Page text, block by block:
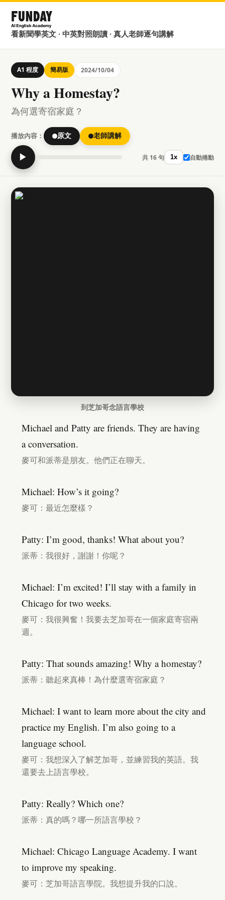
看新聞學英文 · 中英對照朗讀 · 真人老師逐句講解
A1 程度 簡易版 2024/10/04
Why a Homestay?
為何選寄宿家庭？
播放內容： 原文 老師講解
▶ 共 16 句 1x 自動捲動
到芝加哥念語言學校
Michael and Patty are friends. They are having
a conversation.
麥可和派蒂是朋友。他們正在聊天。
Michael: How’s it going?
麥可：最近怎麼樣？
Patty: I’m good, thanks! What about you?
派蒂：我很好，謝謝！你呢？
Michael: I’m excited! I’ll stay with a family in
Chicago for two weeks.
麥可：我很興奮！我要去芝加哥在一個家庭寄宿兩
週。
Patty: That sounds amazing! Why a homestay?
派蒂：聽起來真棒！為什麼選寄宿家庭？
Michael: I want to learn more about the city and
practice my English. I’m also going to a
language school.
麥可：我想深入了解芝加哥，並練習我的英語。我
還要去上語言學校。
Patty: Really? Which one?
派蒂：真的嗎？哪一所語言學校？
Michael: Chicago Language Academy. I want
to improve my speaking.
麥可：芝加哥語言學院。我想提升我的口說。